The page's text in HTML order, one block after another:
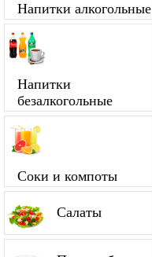
Напитки алкогольные
Напитки
безалкогольные
Соки и компоты
Салаты